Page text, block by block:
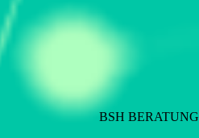
BSH BERATUNG